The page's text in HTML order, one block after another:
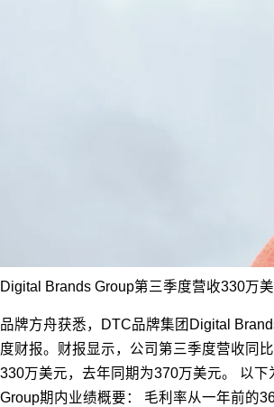
Digital Brands Group第三季度营收330万
品牌方舟获悉，DTC品牌集团Digital
度财报。财报显示，公司第三季度营收同
330万美元，去年同期为370万美元。 以
Group期内业绩概要： 毛利率从一年前的